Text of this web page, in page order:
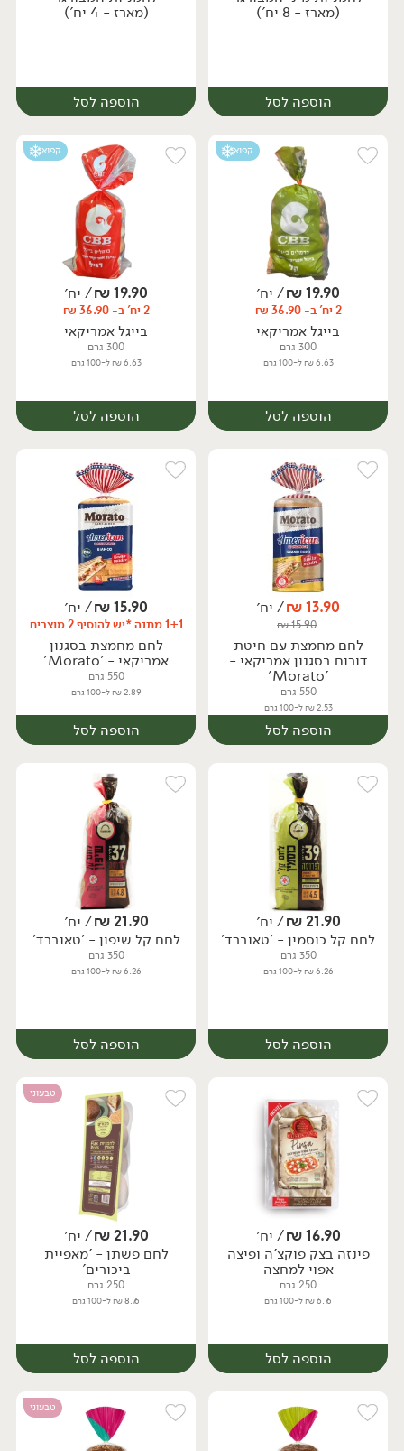
(מארז - 8 יח')
הוספה לסל
יח׳
(מארז - 4 יח')
הוספה לסל
יח׳
קפוא
19.90
₪/ יח׳
2 יח' ב- 36.90 ₪
בייגל אמריקאי
300 גרם
6.63 ₪ ל-100 גרם
הוספה לסל
יח׳
קפוא
19.90
₪/ יח׳
2 יח' ב- 36.90 ₪
בייגל אמריקאי
300 גרם
6.63 ₪ ל-100 גרם
הוספה לסל
יח׳
13.90
₪/ יח׳
15.90
₪
לחם מחמצת עם חיטת
דורום בסגנון אמריקאי -
'Morato'
550 גרם
2.53 ₪ ל-100 גרם
הוספה לסל
יח׳
15.90
₪/ יח׳
1+1 מתנה *יש להוסיף 2 מוצרים
לחם מחמצת בסגנון
אמריקאי - 'Morato'
550 גרם
2.89 ₪ ל-100 גרם
הוספה לסל
יח׳
21.90
₪/ יח׳
לחם קל כוסמין - 'טאוברד'
350 גרם
6.26 ₪ ל-100 גרם
הוספה לסל
יח׳
21.90
₪/ יח׳
לחם קל שיפון - 'טאוברד'
350 גרם
6.26 ₪ ל-100 גרם
הוספה לסל
יח׳
16.90
₪/ יח׳
פינזה בצק פוקצ'ה ופיצה
אפוי למחצה
250 גרם
6.76 ₪ ל-100 גרם
הוספה לסל
טבעוני
21.90
₪/ יח׳
לחם פשתן - 'מאפיית
ביכורים'
250 גרם
8.76 ₪ ל-100 גרם
הוספה לסל
טבעוני